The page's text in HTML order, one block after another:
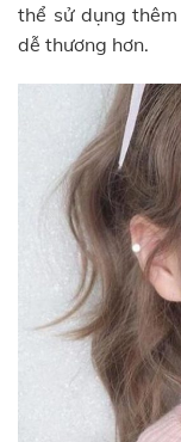
thể sử dụng
dễ thương hơn.